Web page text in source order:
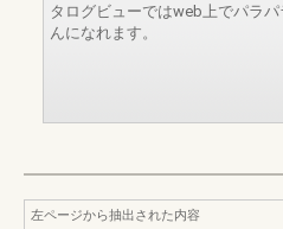
タログビューではweb上でパラ
んになれます。
左ページから抽出された内容